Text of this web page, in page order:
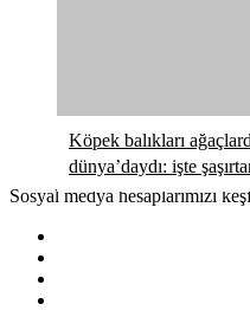
Köpek balıkları
dünya’daydı: işte
Sosyal medya hesaplarımızı